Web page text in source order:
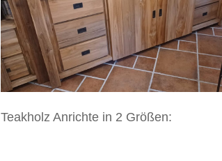
Teakholz Anrichte in 2 Größen: